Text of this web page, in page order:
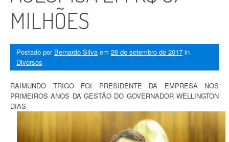
MILHÕES
Postado por Bernardo Silva em 26 de setembro de 2017 in
Diversos
RAIMUNDO TRIGO FOI PRESIDENTE DA EMPRESA NOS
PRIMEIROS ANOS DA GESTÃO DO GOVERNADOR WELLINGTON
DIAS